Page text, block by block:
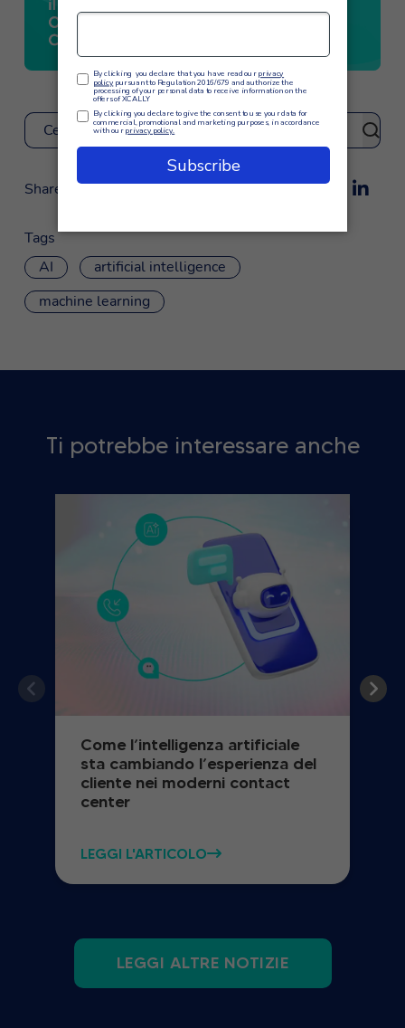
Cerca
Share
Tags
AI
artificial intelligence
machine learning
Ti potrebbe interessare anche
Come l’intelligenza artificiale
sta cambiando l’esperienza del
cliente nei moderni contact
center
LEGGI L'ARTICOLO
LEGGI ALTRE NOTIZIE